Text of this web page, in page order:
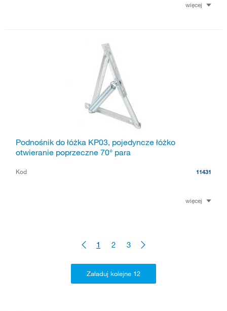
więcej
Podnośnik do łóżka KP03, pojedyncze łóżko
otwieranie poprzeczne 70° para
Kod 11431
więcej
1 2 3